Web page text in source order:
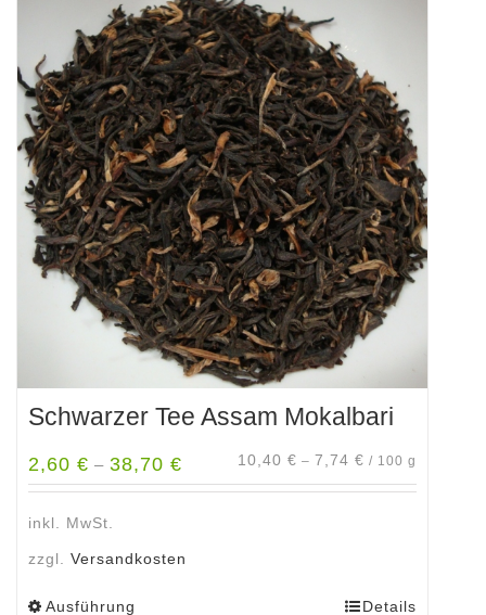
mehrere
Varianten
auf.
Die
Optionen
können
auf
der
Produktseite
gewählt
werden
Schwarzer Tee Assam Mokalbari
2,60 € – 38,70 € 10,40 € – 7,74 € / 100 g
inkl. MwSt.
zzgl. Versandkosten
Ausführung Details